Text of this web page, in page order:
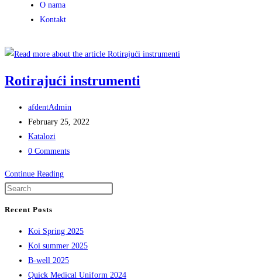
O nama
Kontakt
Rotirajući instrumenti
afdentAdmin
February 25, 2022
Katalozi
0 Comments
Continue Reading
Recent Posts
Koi Spring 2025
Koi summer 2025
B-well 2025
Quick Medical Uniform 2024